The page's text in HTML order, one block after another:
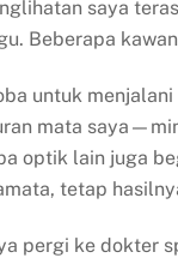
saya
Beberapa
untuk
mata
optik lain juga
tetap
pergi ke dokter